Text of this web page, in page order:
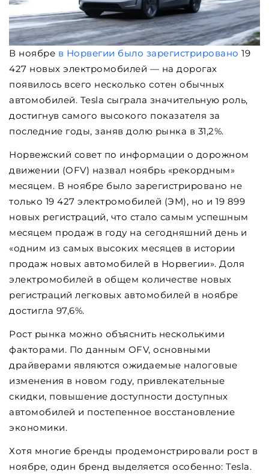
В ноябре в Норвегии было зарегистрировано 19
427 новых электромобилей — на дорогах
появилось всего несколько сотен обычных
автомобилей. Tesla сыграла значительную роль,
достигнув самого высокого показателя за
последние годы, заняв долю рынка в 31,2%.
Норвежский совет по информации о дорожном
движении (OFV) назвал ноябрь «рекордным»
месяцем. В ноябре было зарегистрировано не
только 19 427 электромобилей (ЭМ), но и 19 899
новых регистраций, что стало самым успешным
месяцем продаж в году на сегодняшний день и
«одним из самых высоких месяцев в истории
продаж новых автомобилей в Норвегии». Доля
электромобилей в общем количестве новых
регистраций легковых автомобилей в ноябре
достигла 97,6%.
Рост рынка можно объяснить несколькими
факторами. По данным OFV, основными
драйверами являются ожидаемые налоговые
изменения в новом году, привлекательные
скидки, повышение доступности доступных
автомобилей и постепенное восстановление
экономики.
Хотя многие бренды продемонстрировали рост в
ноябре, один бренд выделяется особенно: Tesla.